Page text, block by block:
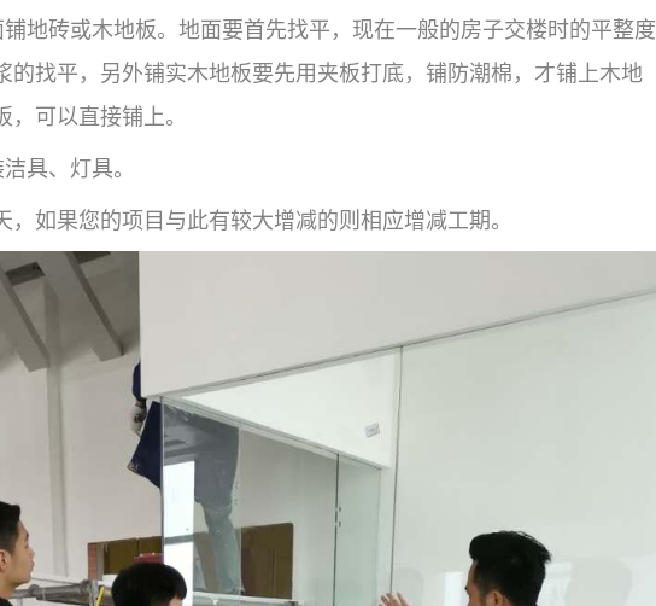
地砖或木地板。地面要首先找平，现在一般的房子交楼时的平整度
的找平，另外铺实木地板要先用夹板打底，铺防潮棉，才铺上木地
可以直接铺上。
具、灯具。
如果您的项目与此有较大增减的则相应增减工期。